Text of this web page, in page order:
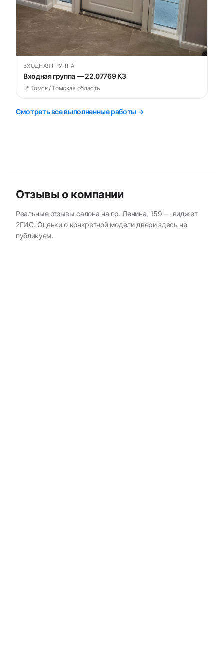
ВХОДНАЯ ГРУППА
Входная группа — 22.07769 К3
📍 Томск / Томская область
Смотреть все выполненные работы →
Отзывы о компании
Реальные отзывы салона на пр. Ленина, 159 — виджет
2ГИС. Оценки о конкретной модели двери здесь не
публикуем.